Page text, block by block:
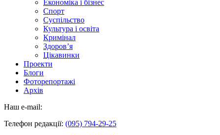
Економіка і бізнес
Спорт
Суспільство
Культура і освіта
Кримінал
Здоров’я
Цікавинки
Проекти
Блоги
Фоторепортажі
Архів
Наш e-mail:
Телефон редакції: (095) 794-29-25